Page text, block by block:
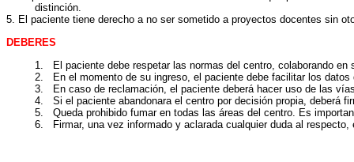
distinción.
5.
El paciente tiene derecho a no ser sometido a proyectos docentes sin
DEBERES
1.
Elpaciente debe respetar las normas del centro, colaborando en
2.
Enel momento de su ingreso, el paciente debe facilitar los datos
3.
En caso de reclamación, el paciente deberá hacer uso de las
4. Si el paciente abandonara el centro por decisión propia, deberá
5. Queda prohibido fumar en todas las áreas del centro. Es
6. Firmar, una vez informado y aclarada cualquier duda al respecto,